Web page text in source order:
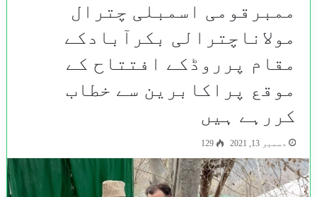
ممبرقومی اسمبلی چترال
مولاناچترالی بکرآبادکے
مقام پرروڈکے افتتاح کے
موقع پراکابرین سے خطاب
کررہے ہیں
دسمبر 13, 2021 129